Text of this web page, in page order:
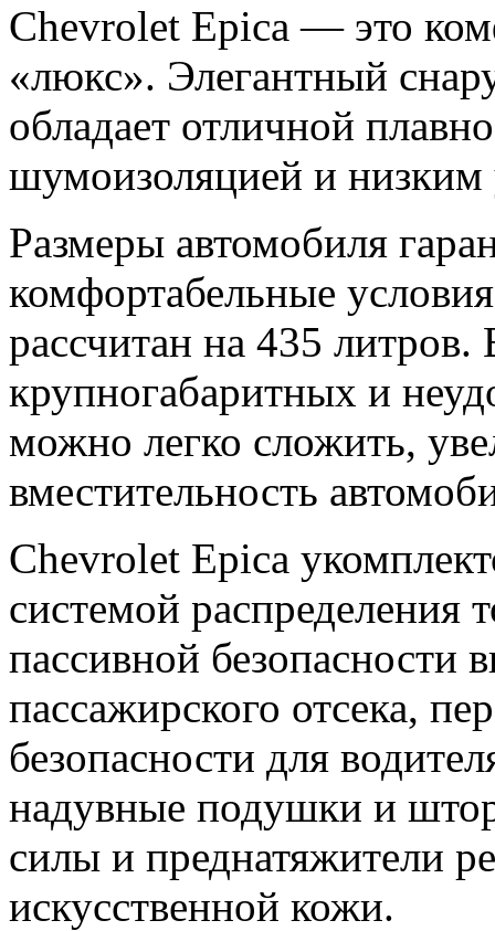
Chevrolet Epica — это
«люкс». Элегантный
обладает отличной
шумоизоляцией и
Размеры автомобиля
комфортабельные
рассчитан на 435 литров.
крупногабаритных и
можно легко сложить,
вместительность
Chevrolet Epica
системой распределения
пассивной безопасности
пассажирского отсека,
безопасности для
надувные подушки и
силы и преднатяжители
искусственной кожи.